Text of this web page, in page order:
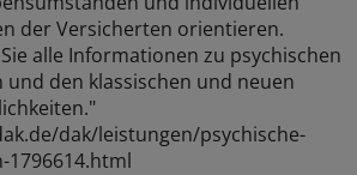
der Versicherten orientieren.
alle Informationen zu psychischen
und den klassischen und neuen
dak/leistungen/psychische-
1796614.html